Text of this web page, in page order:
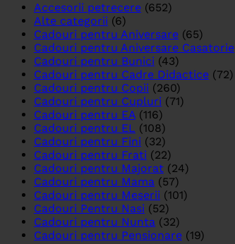
Accesorii petrecere (652)
Alte categorii (6)
Cadouri pentru Aniversare (65)
Cadouri pentru Aniversare Casatorie
Cadouri pentru Bunici (43)
Cadouri pentru Cadre Didactice (72)
Cadouri pentru Copii (260)
Cadouri pentru Cupluri (71)
Cadouri pentru EA (116)
Cadouri pentru EL (108)
Cadouri pentru Fini (32)
Cadouri pentru Frati (22)
Cadouri pentru Majorat (24)
Cadouri pentru Mama (57)
Cadouri pentru Meserii (101)
Cadouri Pentru Nasi (52)
Cadouri pentru Nunta (32)
Cadouri pentru Pensionare (19)